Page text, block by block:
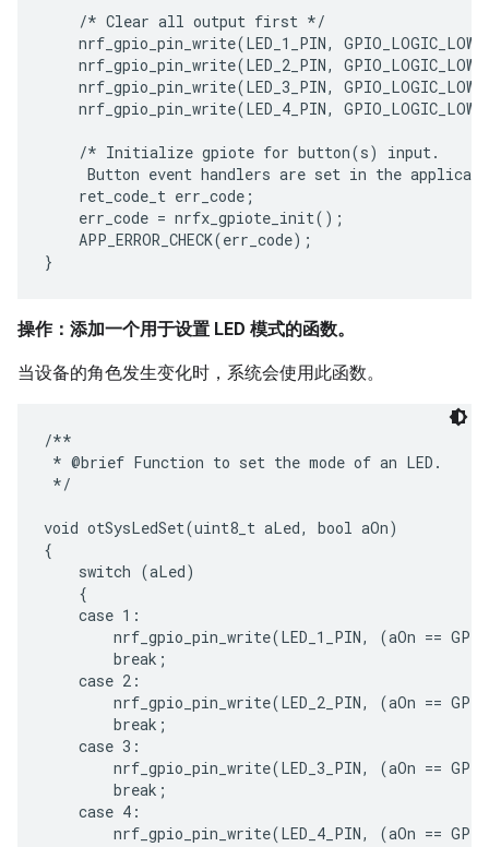
    /* Clear all output first */
nrf_gpio_pin_write(LED_1_PIN,
nrf_gpio_pin_write(LED_2_PIN,
nrf_gpio_pin_write(LED_3_PIN,
nrf_gpio_pin_write(LED_4_PIN,
    /* Initialize gpiote for button(s) input.
Button event handlers are set in the
    ret_code_t err_code;
    err_code = nrfx_gpiote_init();
    APP_ERROR_CHECK(err_code);
操作：添加一个用于设置 LED 模式的函数。
当设备的角色发生变化时，系统会使用此函数。
/**
* @brief Function to set the mode of an LED.
*/
void otSysLedSet(uint8_t aLed, bool aOn)
{
    switch (aLed)
    {
    case 1:
nrf_gpio_pin_write(LED_1_PIN, (aOn ==
        break;
    case 2:
nrf_gpio_pin_write(LED_2_PIN, (aOn ==
        break;
    case 3:
nrf_gpio_pin_write(LED_3_PIN, (aOn ==
        break;
    case 4:
nrf_gpio_pin_write(LED_4_PIN, (aOn ==